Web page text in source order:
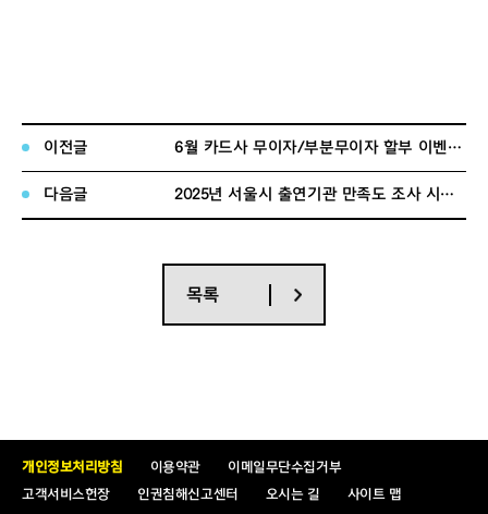
이전글 6월 카드사 무이자/부분무이자 할부 이벤트 안내
다음글 2025년 서울시 출연기관 만족도 조사 시행 안내
목록
개인정보처리방침 이용약관
이메일무단수집거부
고객서비스헌장
인권침해신고센터 오시는 길 사이트 맵